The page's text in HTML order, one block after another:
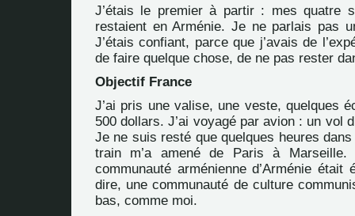
J’étais le premier à partir : mes quatre
restaient en Arménie. Je ne parlais pas
J’étais confiant, parce que j’avais de
de faire quelque chose, de ne pas rester
Objectif France
J’ai pris une valise, une veste, quelques
500 dollars. J’ai voyagé par avion : un vol
Je ne suis resté que quelques heures
train m’a amené de Paris à Marseille.
communauté arménienne d’Arménie était
dire, une communauté de culture
bas, comme moi.